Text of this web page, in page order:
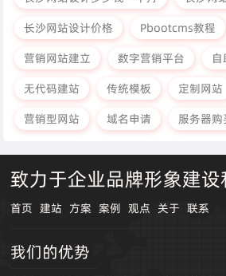
长沙网站设计价格
Pbootcms教程
营销网站建立
数字营销平台
无代码建站
传统模板 定制网站
营销型网站
域名申请 服务器购
致力于企业品牌形象建设
首页 建站 方案 案例 观点 关于 联系
我们的优势